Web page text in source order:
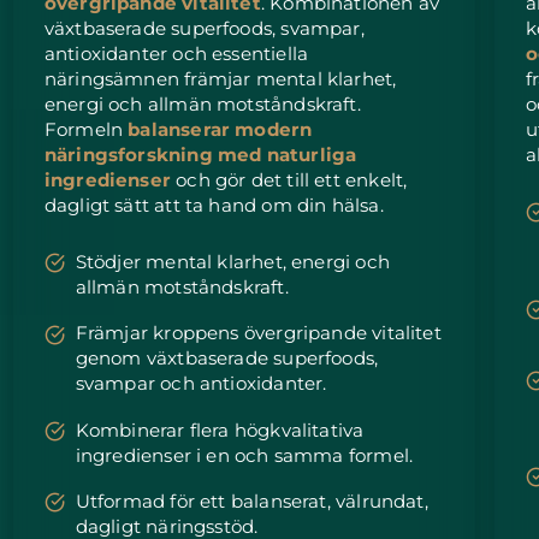
växtbaserade superfoods, svampar,
antioxidanter och essentiella
näringsämnen främjar mental klarhet,
energi och allmän motståndskraft.
Formeln balanserar modern
näringsforskning med naturliga
ingredienseroch gör det till ett enkelt,
dagligt sätt att ta hand om din hälsa.
Stödjer mental klarhet, energi och
allmän motståndskraft.
Främjar kroppens övergripande vitalitet
genom växtbaserade superfoods,
svampar och antioxidanter.
Kombinerar flera högkvalitativa
ingredienser i en och samma formel.
Utformad för ett balanserat, välrundat,
dagligt näringsstöd.
Slovakien Förväntad leverans
Slovenien Förväntad leverans
Sydafrika Förväntad leverans
Sydkorea
Spanien Förväntad leverans
Sverige Förväntad leverans
Schweiz Förväntad leverans
Taiwan Förväntad leverans
Thailand Förväntad leverans